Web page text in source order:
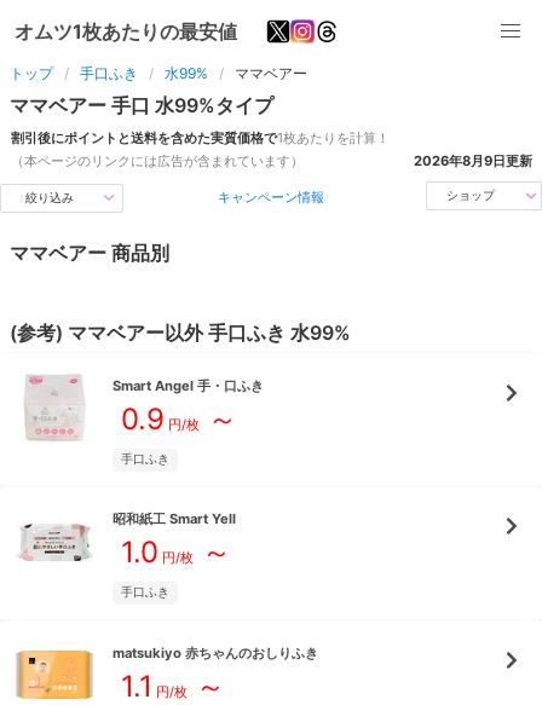
オムツ1枚あたりの最安値
トップ 手口ふき 水99% ママベアー
ママベアー 手口 水99%タイプ
割引後にポイントと送料を含めた実質価格で1枚あたりを計算！
（本ページのリンクには広告が含まれています）
2026年8月9日更新
絞り込み キャンペーン情報 ショップ
ママベアー 商品別
(参考) ママベアー以外手口ふき 水99%
Smart Angel 手・口ふき
0.9 円/枚～
手口ふき
昭和紙工 Smart Yell
1.0 円/枚～
手口ふき
matsukiyo 赤ちゃんのおしりふき
1.1 円/枚～